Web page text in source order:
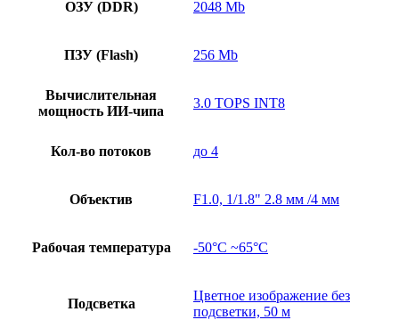
ОЗУ (DDR) 2048 Mb
ПЗУ (Flash) 256 Mb
Вычислительная
мощность ИИ-чипа
3.0 TOPS INT8
Кол-во потоков до 4
Объектив F1.0, 1/1.8" 2.8 мм /4 мм
Рабочая температура -50°C ~65°C
Подсветка
Цветное изображение без
подсветки, 50 м